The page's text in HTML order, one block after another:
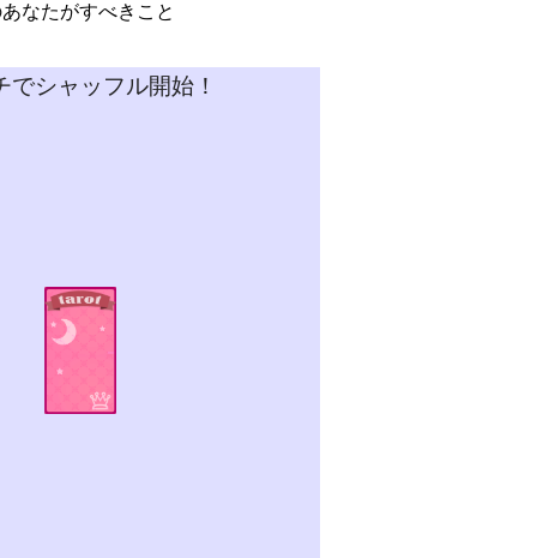
なたがすべきこと
でシャッフル開始！